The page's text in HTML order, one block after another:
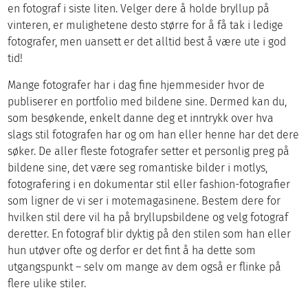
en fotograf i siste liten. Velger dere å holde bryllup på
vinteren, er mulighetene desto større for å få tak i ledige
fotografer, men uansett er det alltid best å være ute i god
tid!
Mange fotografer har i dag fine hjemmesider hvor de
publiserer en portfolio med bildene sine. Dermed kan du,
som besøkende, enkelt danne deg et inntrykk over hva
slags stil fotografen har og om han eller henne har det dere
søker. De aller fleste fotografer setter et personlig preg på
bildene sine, det være seg romantiske bilder i motlys,
fotografering i en dokumentar stil eller fashion-fotografier
som ligner de vi ser i motemagasinene. Bestem dere for
hvilken stil dere vil ha på bryllupsbildene og velg fotograf
deretter. En fotograf blir dyktig på den stilen som han eller
hun utøver ofte og derfor er det fint å ha dette som
utgangspunkt – selv om mange av dem også er flinke på
flere ulike stiler.